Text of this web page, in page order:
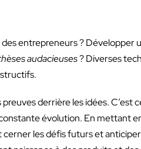
entrepreneurs ? Développer
audacieuses? Diverses
derrière les idées. C’est
évolution. En mettant
les défis futurs et